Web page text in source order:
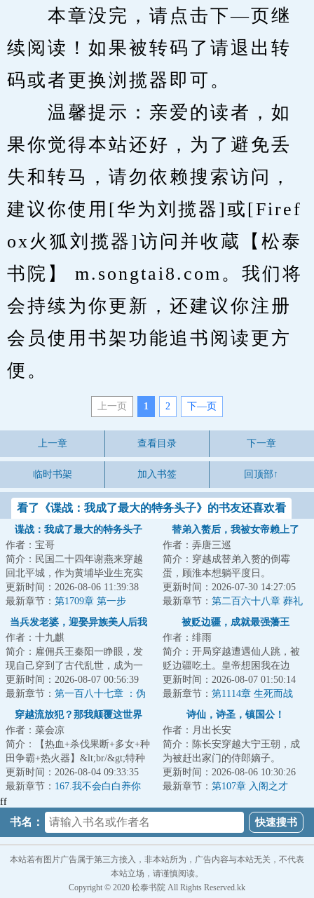
本章没完，请点击下—页继
续阅读！如果被转码了请退出转
码或者更换浏揽器即可。
温馨提示：亲爱的读者，如
果你觉得本站还好，为了避免丢
失和转马，请勿依赖搜索访问，
建议你使用[华为刘揽器]或[Firef
ox火狐刘揽器]访问并收蔵【松泰
书院】 m.songtai8.com。我们将
会持续为你更新，还建议你注册
会员使用书架功能追书阅读更方
便。
上一页 1 2 下—页
上一章 查看目录 下一章
临时书架 加入书签 回顶部↑
看了《谍战：我成了最大的特务头子》的书友还喜欢看
谍战：我成了最大的特务头子
作者：宝哥
简介：民国二十四年谢燕来穿越
回北平城，作为黄埔毕业生充实
北平分站，半个月粉碎特高课石
川少佐收买北平...
更新时间：2026-08-06 11:39:38
最新章节： 第1709章 第一步
替弟入赘后，我被女帝赖上了
作者：弄唐三巡
简介：穿越成替弟入赘的倒霉
蛋，顾淮本想躺平度日。
&lt;br/&gt;可二哥拿了他的计策献
给女帝后，竟一路高...
更新时间：2026-07-30 14:27:05
最新章节： 第二百六十八章 葬礼
上的不速之客
当兵发老婆，迎娶异族美人后我
称王了
作者：十九麒
简介：雇佣兵王秦阳一睁眼，发
现自己穿到了古代乱世，成为一
个爹娘双亡、家中穷苦的少年。
&lt;br/&gt;刚...
更新时间：2026-08-07 00:56:39
最新章节： 第一百八十七章 ：伪
造密信
被贬边疆，成就最强藩王
作者：绯雨
简介：开局穿越遭遇仙人跳，被
贬边疆吃土。皇帝想困我在边
城？朝臣想看我笑话？却不知我
手握现代知识，开...
更新时间：2026-08-07 01:50:14
最新章节： 第1114章 生死而战
穿越流放犯？那我颠覆这世界
作者：菜会凉
简介：【热血+杀伐果断+多女+种
田争霸+热火器】&lt;br/&gt;特种
兵陈锋，代号“孤狼”，死后穿越到
大梁王...
更新时间：2026-08-04 09:33:35
最新章节： 167.我不会白白养你
们！
诗仙，诗圣，镇国公！
作者：月出长安
简介：陈长安穿越大宁王朝，成
为被赶出家门的侍郎嫡子。
&lt;br/&gt;继母陷害，亲爹驱逐。
&lt;br/&gt;本来...
更新时间：2026-08-06 10:30:26
最新章节： 第107章 入阁之才
ff
书名：
本站若有图片广告属于第三方接入，非本站所为，广告内容与本站无关，不代表
本站立场，请谨慎阅读。
Copyright © 2020 松泰书院 All Rights Reserved.kk